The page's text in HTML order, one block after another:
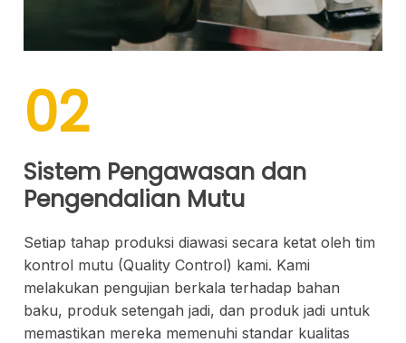
Formulasi Kustom Kemasan Khusus
02
Sistem Pengawasan dan
Pengendalian Mutu
Setiap tahap produksi diawasi secara ketat oleh tim
kontrol mutu (Quality Control) kami. Kami
melakukan pengujian berkala terhadap bahan
baku, produk setengah jadi, dan produk jadi untuk
memastikan mereka memenuhi standar kualitas